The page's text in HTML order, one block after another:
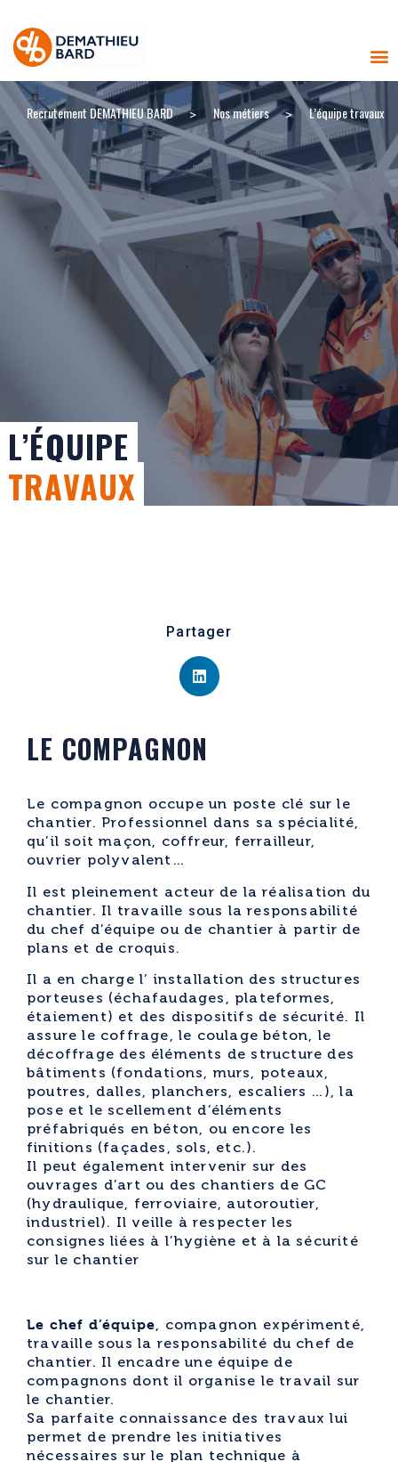
Recrutement DEMATHIEU BARD > Nos métiers > L’équipe travaux
L’ÉQUIPE
TRAVAUX
Partager
LE COMPAGNON
Le compagnon occupe un poste clé sur le
chantier. Professionnel dans sa spécialité,
qu’il soit maçon, coffreur, ferrailleur,
ouvrier polyvalent…
Il est pleinement acteur de la réalisation du
chantier. Il travaille sous la responsabilité
du chef d’équipe ou de chantier à partir de
plans et de croquis.
Il a en charge l’ installation des structures
porteuses (échafaudages, plateformes,
étaiement) et des dispositifs de sécurité. Il
assure le coffrage, le coulage béton, le
décoffrage des éléments de structure des
bâtiments (fondations, murs, poteaux,
poutres, dalles, planchers, escaliers …), la
pose et le scellement d’éléments
préfabriqués en béton, ou encore les
finitions (façades, sols, etc.).
Il peut également intervenir sur des
ouvrages d’art ou des chantiers de GC
(hydraulique, ferroviaire, autoroutier,
industriel). Il veille à respecter les
consignes liées à l’hygiène et à la sécurité
sur le chantier
Le chef d’équipe, compagnon expérimenté,
travaille sous la responsabilité du chef de
chantier. Il encadre une équipe de
compagnons dont il organise le travail sur
le chantier.
Sa parfaite connaissance des travaux lui
permet de prendre les initiatives
nécessaires sur le plan technique à